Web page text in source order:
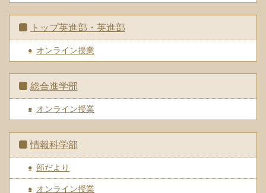
トップ英進部・英進部
オンライン授業
総合進学部
オンライン授業
情報科学部
部だより
オンライン授業